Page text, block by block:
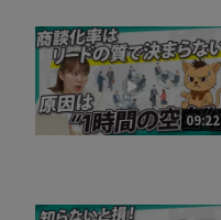
09:22